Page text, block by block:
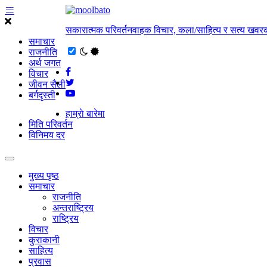
समाचार
राजनीति
अर्थ जगत
विचार
जीवन सैली
बर्गदृस्ती
सकारात्मक परिवर्तनवाहक विचार, कला/साहित्य र सत्य
हाम्राे बारेमा
मिति परिवर्तन
विनिमय दर
मुख्य पृष्ठ
समाचार
राजनीति
अन्तराष्ट्रिय
राष्ट्रिय
विचार
कुराकानी
साहित्य
प्रवास